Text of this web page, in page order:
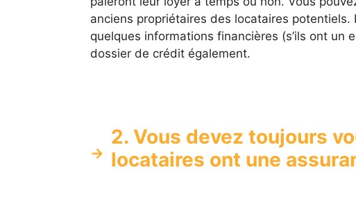
anciens propriétaires des locataires potentiels.
quelques informations financières (s’ils ont un
dossier de crédit également.
2. Vous devez toujours
locataires ont une